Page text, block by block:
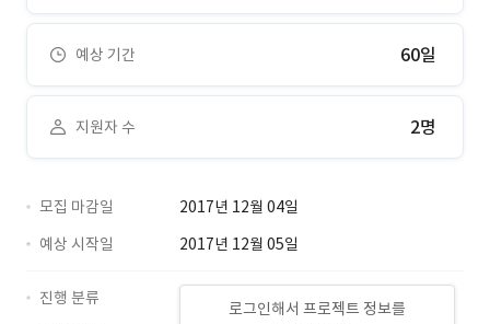
예상 기간 60일
지원자 수 2명
모집 마감일
2017년 12월 04일
예상 시작일
2017년 12월 05일
로그인해서 프로젝트 정보를
진행 분류